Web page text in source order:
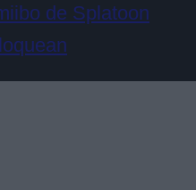
de Splatoon